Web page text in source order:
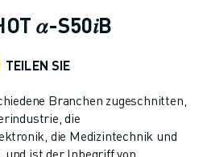
𝛼-S50𝑖B
TEILEN SIE
Branchen zugeschnitten,
die
die Medizintechnik und
ist der Inbegriff von